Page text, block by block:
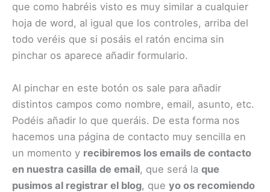
que como habréis visto es muy similar a cualquier
hoja de word, al igual que los controles, arriba del
todo veréis que si posáis el ratón encima sin
pinchar os aparece añadir formulario.
Al pinchar en este botón os sale para añadir
distintos campos como nombre, email, asunto, etc.
Podéis añadir lo que queráis. De esta forma nos
hacemos una página de contacto muy sencilla en
un momento y recibiremos los emails de contacto
en nuestra casilla de email, que será la que
pusimos al registrar el blog, que yo os recomiendo